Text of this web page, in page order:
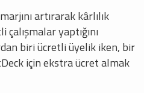
artırarak kârlılık
yaptığını
biri ücretli üyelik iken, bir
için ekstra ücret almak